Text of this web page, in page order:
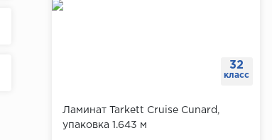
32
класс
Ламинат Tarkett Cruise Cunard,
упаковка 1.643 м